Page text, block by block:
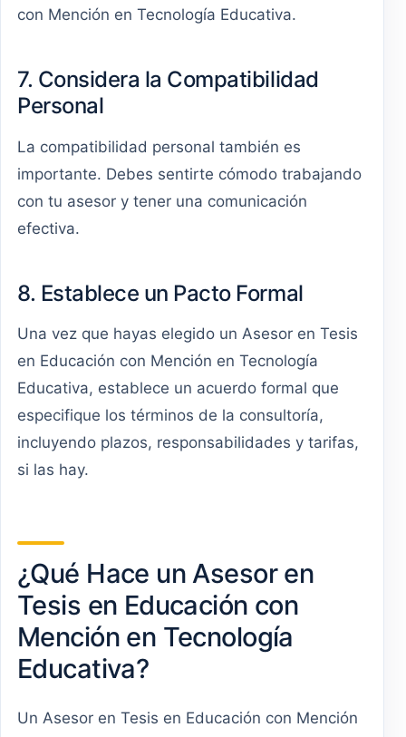
con Mención en Tecnología Educativa.
7. Considera la Compatibilidad
Personal
La compatibilidad personal también es
importante. Debes sentirte cómodo trabajando
con tu asesor y tener una comunicación
efectiva.
8. Establece un Pacto Formal
Una vez que hayas elegido un Asesor en Tesis
en Educación con Mención en Tecnología
Educativa, establece un acuerdo formal que
especifique los términos de la consultoría,
incluyendo plazos, responsabilidades y tarifas,
si las hay.
¿Qué Hace un Asesor en
Tesis en Educación con
Mención en Tecnología
Educativa?
Un Asesor en Tesis en Educación con Mención